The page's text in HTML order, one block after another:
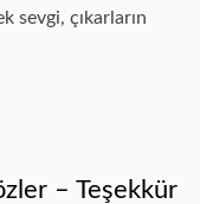
sevgi, çıkarların
– Teşekkür